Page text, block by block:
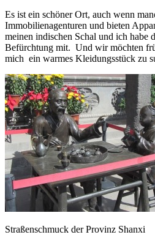
Es ist ein schöner Ort, auch wenn
Immobilienagenturen und bieten
meinen indischen Schal und ich habe
Befürchtung mit. Und wir möchten
mich ein warmes Kleidungsstück zu
Straßenschmuck der Provinz Shanxi